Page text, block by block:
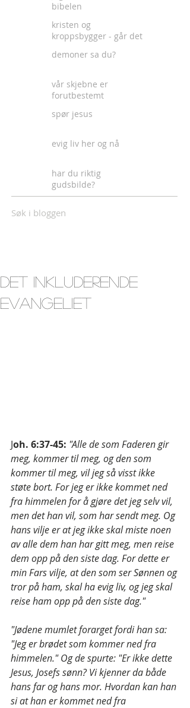
Søk i bloggen
bibelen
kristen og
kroppsbygger - går det
demoner sa du?
vår skjebne er
forutbestemt
spør jesus
evig liv her og nå
har du riktig
gudsbilde?
Det inkluderende
Evangeliet
Joh. 6:37-45: "Alle de som Faderen gir
meg, kommer til meg, og den som
kommer til meg, vil jeg så visst ikke
støte bort. For jeg er ikke kommet ned
fra himmelen for å gjøre det jeg selv vil,
men det han vil, som har sendt meg. Og
hans vilje er at jeg ikke skal miste noen
av alle dem han har gitt meg, men reise
dem opp på den siste dag. For dette er
min Fars vilje, at den som ser Sønnen og
tror på ham, skal ha evig liv, og jeg skal
reise ham opp på den siste dag."
"Jødene mumlet forarget fordi han sa:
"Jeg er brødet som kommer ned fra
himmelen." Og de spurte: "Er ikke dette
Jesus, Josefs sønn? Vi kjenner da både
hans far og hans mor. Hvordan kan han
si at han er kommet ned fra